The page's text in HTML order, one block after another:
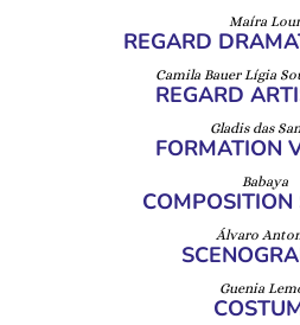
Maíra
REGARD
Camila Bauer Lígia
REGARD
Gladis das
FORMATION
Babaya
COMPOSITION
Álvaro
Guenia